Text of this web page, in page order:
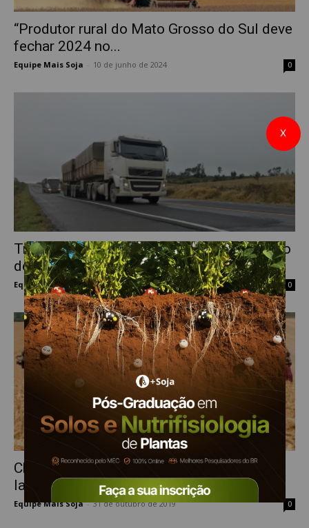
“Produtor rural do Mato Grosso do Sul deve
fechar 2024 no...
Equipe Mais Soja 10 de junho de 2024 0
Transporte incorreto da soja causa prejuízo
de milhões de reais anualmente
Equipe Mais Soja - 20 de janeiro de 2022 0
Chuvas causaram, sim, impactos nas
lavouras de trigo e isto pode...
Equipe Mais Soja - 31 de outubro de 2019 0
X